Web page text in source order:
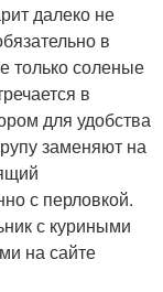
далеко не
в
только соленые
в
для удобства
заменяют на
с перловкой.
с куриными
на сайте